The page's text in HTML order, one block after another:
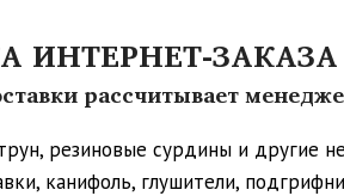
ИНТЕРНЕТ-
рассчитывает
резиновые сурдины и другие
канифоль, глушители,